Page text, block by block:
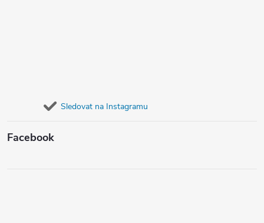
Sledovat na Instagramu
Facebook